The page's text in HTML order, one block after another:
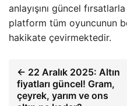
anlayışını güncel
platform tüm oyuncunun
hakikate çevirmektedir.
← 22 Aralık 2025: Altın
fiyatları güncel! Gram,
çeyrek, yarım ve ons